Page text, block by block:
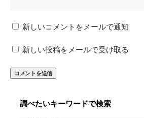
新しいコメントをメールで通知
新しい投稿をメールで受け取る
調べたいキーワードで検索